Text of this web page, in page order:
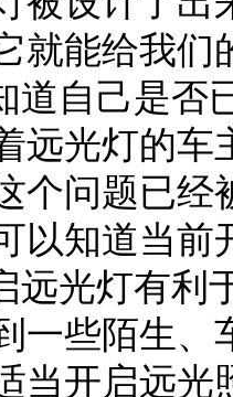
就能给我
自己是否
光灯的车
个问题已
以知道当
光灯有利
些陌生、
当开启远